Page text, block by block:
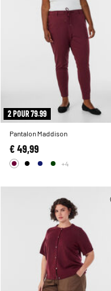
2 POUR 79.99
Pantalon Maddison
€ 49,99
+4